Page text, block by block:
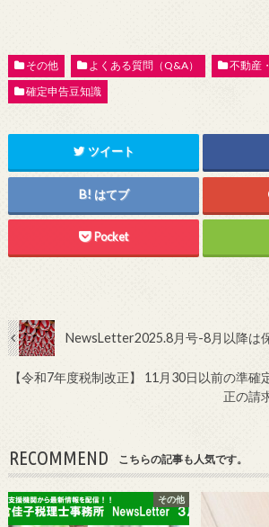
その他 よくある質問（Q&A）
不動産
確定申告豆知識
ツイート
はてブ
Pocket
NewsLetter2025.8月号-8月以降は
【令和7年度税制改正】 11月30日以前の準確
正の請
RECOMMEND こちらの記事も人気です。
その他